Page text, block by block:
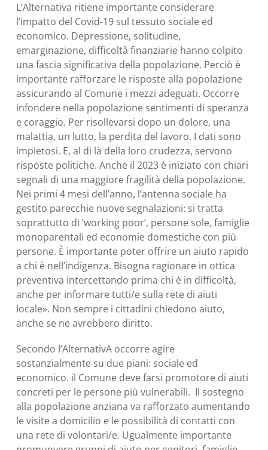
L’Alternativa ritiene importante considerare
l’impatto del Covid-19 sul tessuto sociale ed
economico. Depressione, solitudine,
emarginazione, difficoltà finanziarie hanno colpito
una fascia significativa della popolazione. Perciò è
importante rafforzare le risposte alla popolazione
assicurando al Comune i mezzi adeguati. Occorre
infondere nella popolazione sentimenti di speranza
e coraggio. Per risollevarsi dopo un dolore, una
malattia, un lutto, la perdita del lavoro. I dati sono
impietosi. E, al di là della loro crudezza, servono
risposte politiche. Anche il 2023 è iniziato con chiari
segnali di una maggiore fragilità della popolazione.
Nei primi 4 mesi dell’anno, l’antenna sociale ha
gestito parecchie nuove segnalazioni: si tratta
soprattutto di ‘working poor’, persone sole, famiglie
monoparentali ed economie domestiche con più
persone. È importante poter offrire un aiuto rapido
a chi è nell’indigenza. Bisogna ragionare in ottica
preventiva intercettando prima chi è in difficoltà,
anche per informare tutti/e sulla rete di aiuti
locale». Non sempre i cittadini chiedono aiuto,
anche se ne avrebbero diritto.
Secondo l’AlternativA occorre agire
sostanzialmente su due piani: sociale ed
economico. il Comune deve farsi promotore di aiuti
concreti per le persone più vulnerabili. Il sostegno
alla popolazione anziana va rafforzato aumentando
le visite a domicilio e le possibilità di contatti con
una rete di volontari/e. Ugualmente importante